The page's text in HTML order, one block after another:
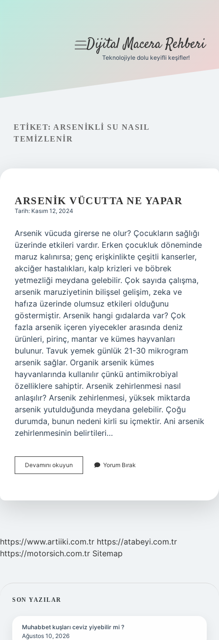
Gizlilik Politikası
Hakkımızda
menüyü
Dijital Macera Rehberi
Teknolojiyle dolu keyifli keşifler!
ETIKET: ARSENIKLI SU NASIL
TEMIZLENIR
ARSENIK VÜCUTTA NE YAPAR
Tarih: Kasım 12, 2024
Arsenik vücuda girerse ne olur? Çocukların sağlığı
üzerinde etkileri vardır. Erken çocukluk döneminde
maruz kalınırsa; genç erişkinlikte çeşitli kanserler,
akciğer hastalıkları, kalp krizleri ve böbrek
yetmezliği meydana gelebilir. Çok sayıda çalışma,
arsenik maruziyetinin bilişsel gelişim, zeka ve
hafıza üzerinde olumsuz etkileri olduğunu
göstermiştir. Arsenik hangi gıdalarda var? Çok
fazla arsenik içeren yiyecekler arasında deniz
ürünleri, pirinç, mantar ve kümes hayvanları
bulunur. Tavuk yemek günlük 21-30 mikrogram
arsenik sağlar. Organik arsenik kümes
hayvanlarında kullanılır çünkü antimikrobiyal
özelliklere sahiptir. Arsenik zehirlenmesi nasıl
anlaşılır? Arsenik zehirlenmesi, yüksek miktarda
arsenik yutulduğunda meydana gelebilir. Çoğu
durumda, bunun nedeni kirli su içmektir. Ani arsenik
zehirlenmesinin belirtileri…
Devamını okuyun
Vücutta
Yorum Bırak
https://www.artiiki.com.tr https://atabeyi.com.tr
https://motorsich.com.tr Sitemap
SIDEBAR
SON YAZILAR
Muhabbet kuşları ceviz yiyebilir mi ?
Ağustos 10, 2026